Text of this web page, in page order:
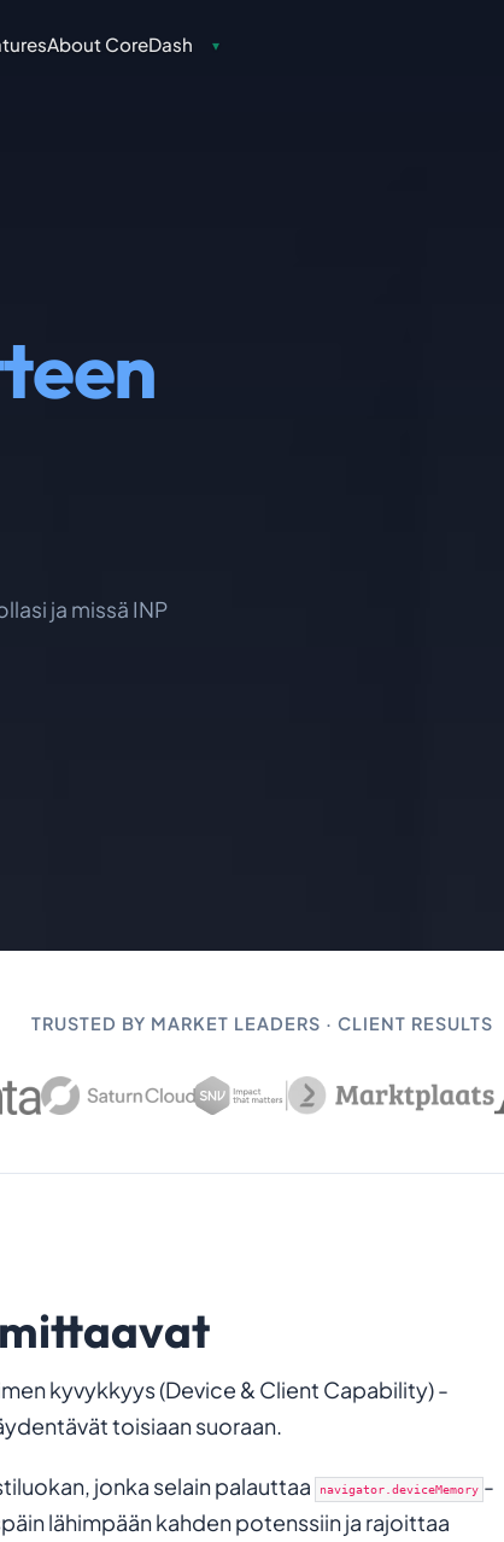
About CoreDash ▾
ja missä INP
TRUSTED BY MARKET LEADERS · CLIENT RESULTS
kyvykkyys (Device & Client Capability) -
toisiaan suoraan.
jonka selain palauttaa navigator.deviceMemory -
lähimpään kahden potenssiin ja rajoittaa